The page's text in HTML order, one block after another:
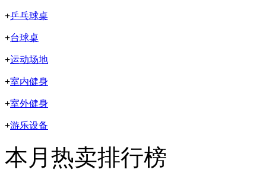
+乒乓球桌
+台球桌
+运动场地
+室内健身
+室外健身
+游乐设备
本月热卖排行榜